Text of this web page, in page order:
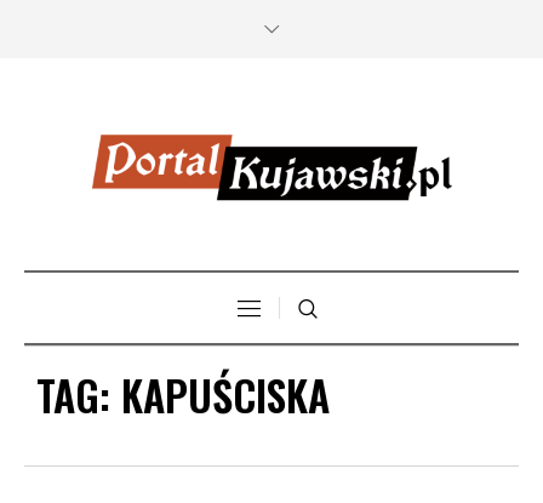
TAG: KAPUŚCISKA